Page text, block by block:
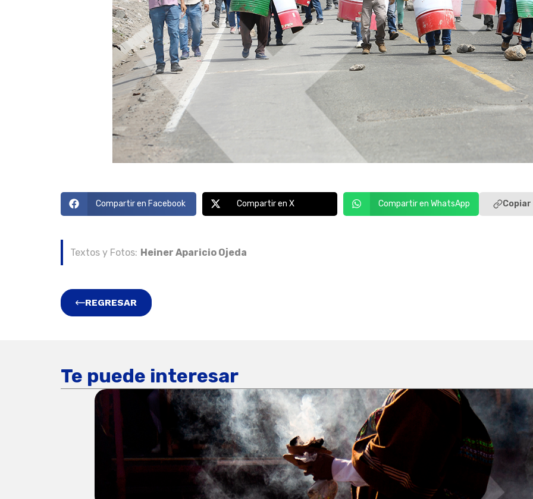
Compartir en Facebook Compartir en X Compartir en WhatsApp Copiar
Textos y Fotos: Heiner Aparicio Ojeda
REGRESAR
Te puede interesar